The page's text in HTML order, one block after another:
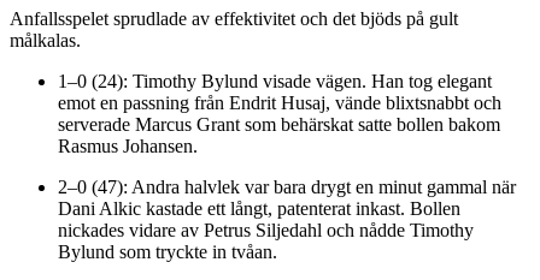
Anfallsspelet sprudlade av effektivitet och det bjöds på gult
målkalas.
1–0 (24): Timothy Bylund visade vägen. Han tog elegant
emot en passning från Endrit Husaj, vände blixtsnabbt och
serverade Marcus Grant som behärskat satte bollen bakom
Rasmus Johansen.
2–0 (47): Andra halvlek var bara drygt en minut gammal när
Dani Alkic kastade ett långt, patenterat inkast. Bollen
nickades vidare av Petrus Siljedahl och nådde Timothy
Bylund som tryckte in tvåan.